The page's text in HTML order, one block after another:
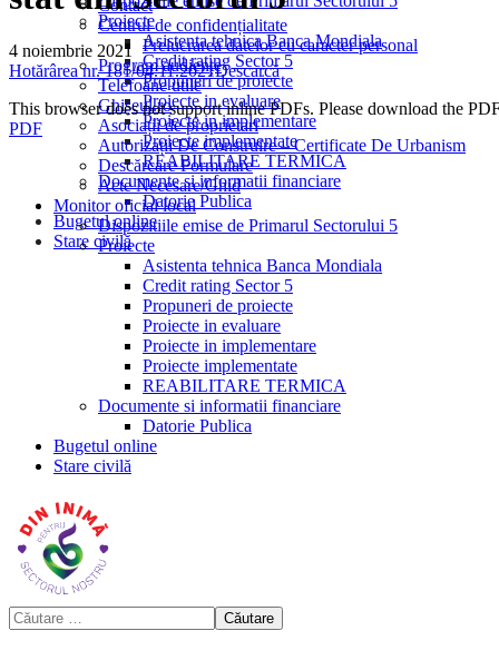
Proiecte
Asistenta tehnica Banca Mondiala
Credit rating Sector 5
Propuneri de proiecte
Proiecte in evaluare
Proiecte in implementare
Proiecte implementate
REABILITARE TERMICA
Documente si informatii financiare
Datorie Publica
Bugetul online
Stare civilă
Contact
Centrul de confidențialitate
Prelucrarea datelor cu caracter personal
Program audiențe
Telefoane utile
Ghișeul.ro
Asociații de proprietari
Autorizații De Construire – Certificate De Urbanism
Descărcare Formulare
Acte Necesare/Ghid
Monitor oficial local
Dispozitiile emise de Primarul Sectorului 5
Proiecte
Asistenta tehnica Banca Mondiala
Credit rating Sector 5
Propuneri de proiecte
Proiecte in evaluare
Proiecte in implementare
Proiecte implementate
REABILITARE TERMICA
Documente si informatii financiare
Datorie Publica
Bugetul online
Stare civilă
4 noiembrie 2021
Hotărârea nr. 181/04.11.2021Descarcă
This browser does not support inline PDFs. Please download the
PDF